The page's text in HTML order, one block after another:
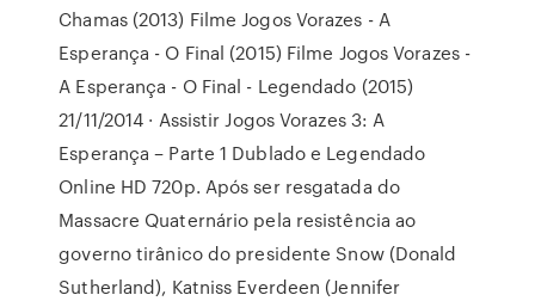
Chamas (2013) Filme Jogos Vorazes - A
Esperança - O Final (2015) Filme Jogos Vorazes -
A Esperança - O Final - Legendado (2015)
21/11/2014 · Assistir Jogos Vorazes 3: A
Esperança – Parte 1 Dublado e Legendado
Online HD 720p. Após ser resgatada do
Massacre Quaternário pela resistência ao
governo tirânico do presidente Snow (Donald
Sutherland), Katniss Everdeen (Jennifer